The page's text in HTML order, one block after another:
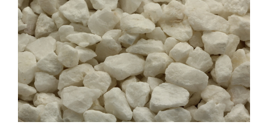
ÜBER UNS
PRODUKTE
LEISTUNGEN
KONTAKT